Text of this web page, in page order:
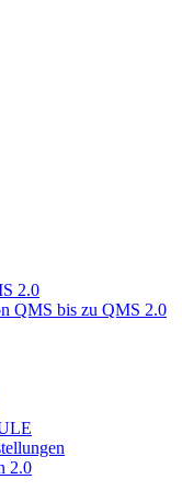
2.0
QMS bis zu QMS 2.0
2.0